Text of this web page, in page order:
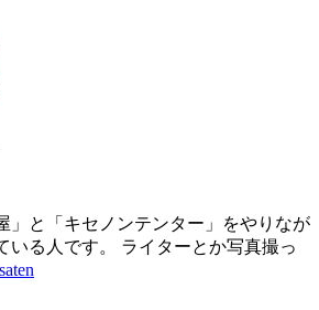
」と「キセノンテンター」をやりなが
いる人です。 ライターとか写真撮っ